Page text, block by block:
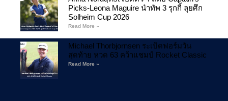
Picks-Leona Maguire นำทัพ 3 รุกกี้ ลุยศึก
Solheim Cup 2026
Read More »
Michael Thorbjornsen ระเบิดฟอร์มวัน
สุดท้าย หวด 63 คว้าแชมป์ Rocket Classic
Read More »